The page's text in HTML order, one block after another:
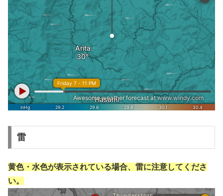
雷
黄色・水色が表示されている場合、雷に注意してくださ
い。